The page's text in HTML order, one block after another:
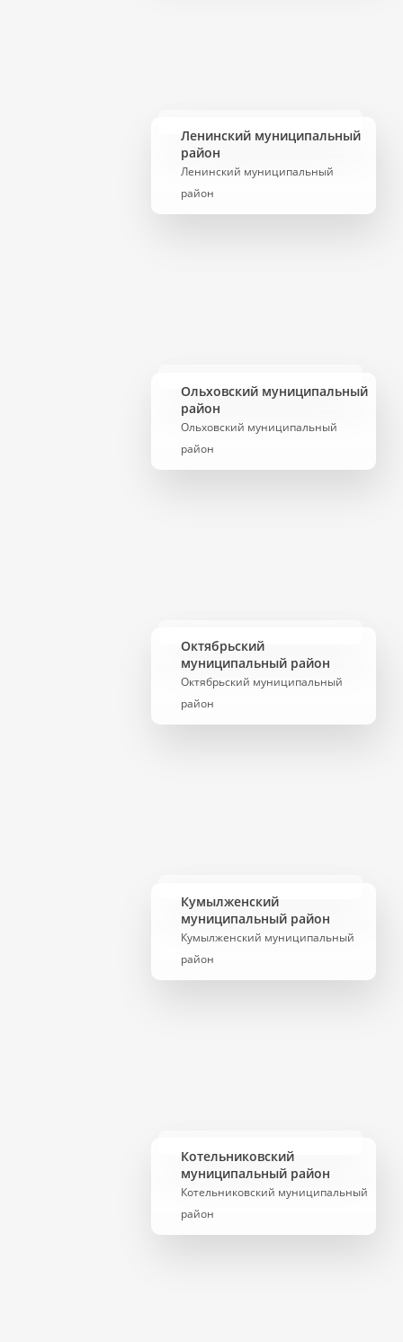
Ленинский муниципальный
район
Ленинский муниципальный
район
Ольховский муниципальный
район
Ольховский муниципальный
район
Октябрьский
муниципальный район
Октябрьский муниципальный
район
Кумылженский
муниципальный район
Кумылженский муниципальный
район
Котельниковский
муниципальный район
Котельниковский муниципальный
район